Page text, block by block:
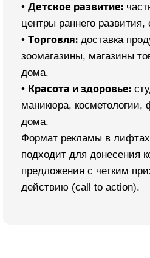
• Детское развитие:
центры раннего развития,
• Торговля: доставка
зоомагазины, магазины
дома.
• Красота и здоровье:
маникюра, косметологии,
дома.
Формат рекламы в
подходит для донесения
предложения с четким
действию (call to action).